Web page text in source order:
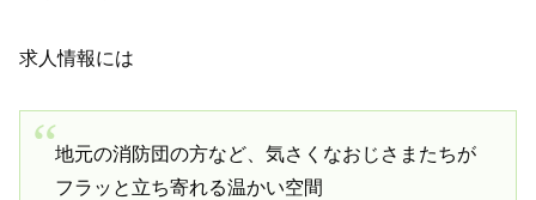
求人情報には
地元の消防団の方など、気さくなおじさまたちが
フラッと立ち寄れる温かい空間